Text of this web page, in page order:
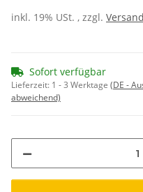
inkl. 19% USt. , zzgl. Versand
Sofort verfügbar
Lieferzeit: 1 - 3 Werktage (DE -
abweichend)